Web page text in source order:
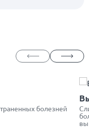
болезней